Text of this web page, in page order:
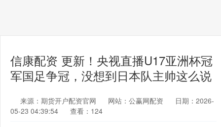
信康配资 更新！央视直播U17亚洲杯冠
军国足争冠，没想到日本队主帅这么说
来源：期货开户配资官网 网站：公赢网配资
日期：2026-
05-23 04:39:54
查看：124